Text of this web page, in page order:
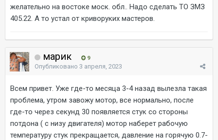
желательно на востоке моск. обл.. Надо сделать ТО ЗМЗ
405.22. А то устал от криворуких мастеров.
марик 9
Опубликовано 3 апреля, 2023
Всем привет. Уже где-то месяца 3-4 назад вылезла такая
проблема, утром завожу мотор, все нормально, после
где-то через секунд 30 появляется стук со стороны
потдона ( с низу двигателя) мотор наберет рабочую
температуру стук прекращается, давление на горячую 0.7-